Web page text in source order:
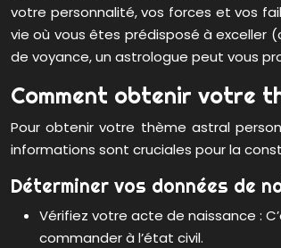
votre personnalité, vos forces et vos
vie où vous êtes prédisposé à exceller
de voyance, un astrologue peut vous
Comment obtenir votre
Pour obtenir votre thème astral
informations sont cruciales pour la
Déterminer vos données de
Vérifiez votre acte de naissance :
commander à l’état civil.